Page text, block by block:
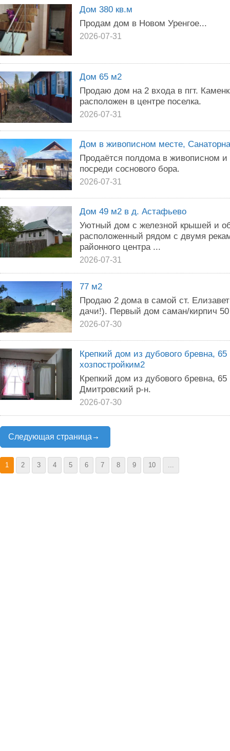
Дом 380 кв.м
Продам дом в Новом Уренгое...
2026-07-31
Дом 65 м2
Продаю дом на 2 входа в пгт.
расположен в центре поселка.
2026-07-31
Дом в живописном месте,
Продаётся полдома в живописном и
посреди соснового бора.
2026-07-31
Дом 49 м2 в д. Астафьево
Уютный дом с железной крышей и
расположенный рядом с двумя
районного центра ...
2026-07-31
77 м2
Продаю 2 дома в самой ст.
дачи!). Первый дом саман/кирпич
2026-07-30
Крепкий дом из дубового бревна, 65
хозпостройким2
Крепкий дом из дубового бревна, 65
Дмитровский р-н.
2026-07-30
Следующая страница
1 2 3 4 5 6 7 8 9 10 ...